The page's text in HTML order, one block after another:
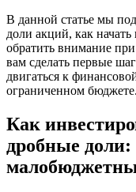
В данной статье мы
доли акций, как
обратить внимание
вам сделать первые
двигаться к
ограниченном бюджете.
Как
дробные